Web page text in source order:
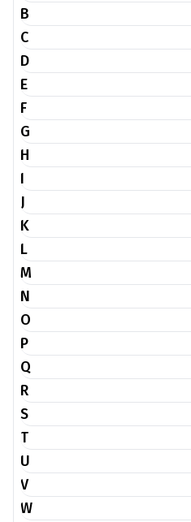
B
C
D
E
F
G
H
I
J
K
L
M
N
O
P
Q
R
S
T
U
V
W